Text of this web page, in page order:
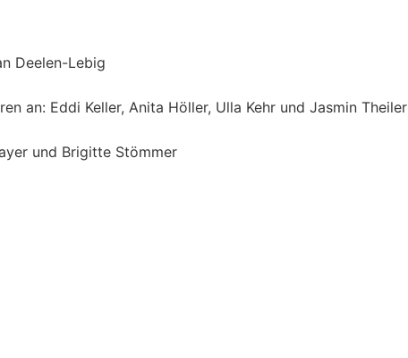
Deelen-Lebig
an: Eddi Keller, Anita Höller, Ulla Kehr und Jasmin Theiler
und Brigitte Stömmer